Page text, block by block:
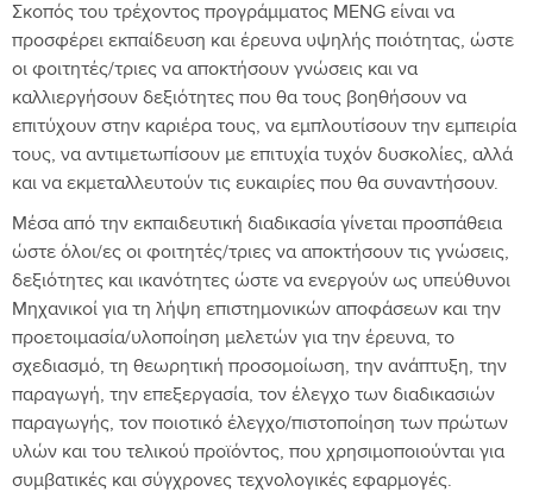
Σκοπός του τρέχοντος προγράμματος MENG είναι να
προσφέρει εκπαίδευση και έρευνα υψηλής ποιότητας, ώστε
οι φοιτητές/τριες να αποκτήσουν γνώσεις και να
καλλιεργήσουν δεξιότητες που θα τους βοηθήσουν να
επιτύχουν στην καριέρα τους, να εμπλουτίσουν την εμπειρία
τους, να αντιμετωπίσουν με επιτυχία τυχόν δυσκολίες, αλλά
και να εκμεταλλευτούν τις ευκαιρίες που θα συναντήσουν.
Μέσα από την εκπαιδευτική διαδικασία γίνεται προσπάθεια
ώστε όλοι/ες οι φοιτητές/τριες να αποκτήσουν τις γνώσεις,
δεξιότητες και ικανότητες ώστε να ενεργούν ως υπεύθυνοι
Μηχανικοί για τη λήψη επιστημονικών αποφάσεων και την
προετοιμασία/υλοποίηση μελετών για την έρευνα, το
σχεδιασμό, τη θεωρητική προσομοίωση, την ανάπτυξη, την
παραγωγή, την επεξεργασία, τον έλεγχο των διαδικασιών
παραγωγής, τον ποιοτικό έλεγχο/πιστοποίηση των πρώτων
υλών και του τελικού προϊόντος, που χρησιμοποιούνται για
συμβατικές και σύγχρονες τεχνολογικές εφαρμογές.